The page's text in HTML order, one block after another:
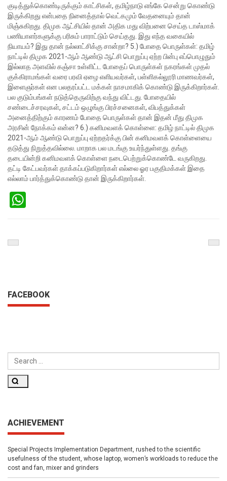
குடித்துக்கொண்டிருக்கும் காட்சிகள், தமிழ்நாடு எங்கே சென்று கொண்டு
இருக்கிறது என்பதை நினைத்தால் வெட்கமும் வேதனையும் தான்
மிஞ்சுகிறது. திமுக ஆட்சியில் தான் அதிக மது விற்பனை செய்த டாஸ்மாக்
பணியாளர்களுக்கு பரிசும் பாராட்டும் செய்தது. இது எந்த வகையில்
நியாயம்? இது தான் நல்லாட்சிக்கு சான்றா? 5.) போதை பொருள்கள்: தமிழ்
நாட்டில் திமுக 2021-ஆம் ஆண்டு ஆட்சி பொறுப்பு ஏற்ற பின்பு எப்பொழுதும்
இல்லாத அளவில் கஞ்சா உள்ளிட்ட போதைப் பொருள்கள் நகரங்கள் முதல்
குக்கிராமங்கள் வரை பரவி ஏழை எளியவர்கள், பள்ளிகல்லூரி மாணவர்கள்,
இளைஞர்கள் என பலதரப்பட்ட மக்கள் நாசமாகிக் கொண்டு இருக்கிறார்கள்.
பல குடும்பங்கள் நடுத்தெருவிற்கு வந்து விட்டது. போதையில்
சண்டைச்சரவுகள், சட்டம் ஒழுங்கு பிரச்சனைகள், விபத்துக்கள்
அனைத்திற்கும் காரணம் போதை பொருள்கள் தான் இதன் மீது திமுக
அரசின் நோக்கம் என்ன? 6.) கனிமவளக் கொள்ளை: தமிழ் நாட்டில் திமுக
2021-ஆம் ஆண்டு பொறுப்பு ஏற்றதர்க்கு பின் கனிமவளக் கொள்ளையை
தடுத்து நிறுத்தவில்லை. மாறாக பல மடங்கு உயர்ந்துள்ளது. தங்கு
தடையின்றி கனிமவளக் கொள்ளை நடைபெற்றுக்கொண்டே வருகிறது.
தட்டி கேட்பவர்கள் தாக்கப்படுகிறார்கள் எல்லை ஓர பகுதிமக்கள் இதை
எல்லாம் பார்த்துக்கொண்டு தான் இருக்கிறார்கள்.
Previous
FACEBOOK
ACHIEVEMENT
Special Projects Implementation Department, rushed to the scientific
usefulness of the student, whose laptop, women’s workloads to reduce the
cost and fan, mixer and grinders